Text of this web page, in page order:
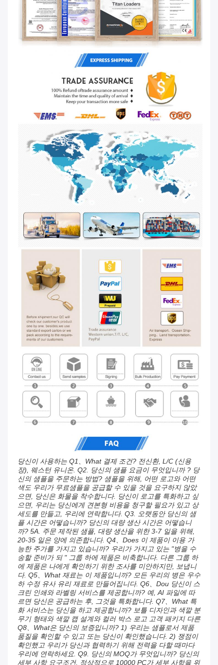
당신이 사용하는 Q1、What 결제 조건? 전신환, L/C (신용
장), 웨스턴 유니온. Q2. 당신의 샘플 요금이 무엇입니까 ? 당
신의 샘플을 주문하는 방법? 샘플을 위해, 어떤 로고와 어떤
색도 우리가 무료샘플을 공급할 수 있을 것을 요구하지 않았
으면, 당신은 화물을 착수합니다. 당신이 로고를 특화하고 싶
으면, 우리는 당신에게 견본형 비용을 청구할 필요가 있고 상
세도를 만들고, 우리에 연락합니다. Q3. 오랫동안 당신의 샘
플 시간은 어떻습니까? 당신의 대량 생산 시간은 어떻습니
까? 5A. 주문 제작된 샘플, 대량 생산을 위한 3-7 일을 위해,
20-35 일은 양에 의존합니다. Q4、Does 이 제품이 이용 가
능한 주가를 가지고 있습니까? 우리가 가지고 있는 "병을 수
송할 준비가 되 " 그룹 하에 제품은 비축합니다. 다른 그룹 하
에 제품은 나에게 확인하기 위한 조사를 미안하지만, 보냅니
다. Q5、What 재료는 이 제품입니까? 모든 우리의 병은 우수
하 수정 유사 유리 재료로 만들어집니다. Q6、Dou 당신이 스
크린 인쇄와 라벨링 서비스를 제공합니까? 예, AI 파일에 따
르면 당신은 공급하는 후, 그것을 특화합니다. Q7、What 특
화 서비스는 당신을 하고 제공합니까? 보틀 디자인과 색깔 분
무기 형태와 색깔 캡 설계와 컬러 박스 로고 고객 패키지 다른
Q8、What은 당신의 보증입니까? 1) 우리는 샘플로서 제품
품질을 확인할 수 있고 또는 당신이 확인했습니다. 2) 쟁점이
확인했고 우리가 당신과 협력하기 위해 전력을 다할 때마다
우리에 연락하세요. Q9. 당신의 MOQ가 무엇입니까? 당신의
세부 사항 요구조건, 정상적으로 10000 PC가 세부 사항을 위